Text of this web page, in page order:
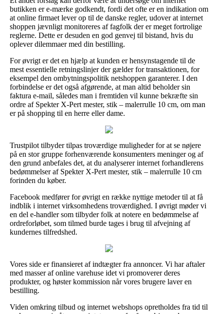
butikken er e-mærke godkendt, fordi det ofte er en indikation om
at online firmaet lever op til de danske regler, udover at internet
shoppen jævnligt monitoreres af fagfolk der er meget fortrolige
reglerne. Dette er desuden en god genvej til bistand, hvis du
oplever dilemmaer med din bestilling.
For øvrigt er det en hjælp at kunden er hensynstagende til de
mest essentielle retningslinjer der gælder for transaktionen, for
eksempel den ombytningspolitik netshoppen garanterer. I den
forbindelse er det også afgørende, at man altid beholder sin
faktura e-mail, således man i fremtiden vil kunne bekræfte sin
ordre af Spekter X-Pert mester, stik – malerrulle 10 cm, om man
er på shopping til en herre eller dame.
Trustpilot tilbyder tilpas troværdige muligheder for at se nøjere
på en stor gruppe forhenværende konsumenters meninger og af
den grund anbefales det, at du analyserer internet forhandlerens
bedømmelser af Spekter X-Pert mester, stik – malerrulle 10 cm
forinden du køber.
Facebook medfører for øvrigt en række nyttige metoder til at få
indblik i internet virksomhedens troværdighed. I øvrigt møder vi
en del e-handler som tilbyder folk at notere en bedømmelse af
ordreforløbet, som tilmed burde tages i brug til afvejning af
kundernes tilfredshed.
Vores side er finansieret af indtægter fra annoncer. Vi har aftaler
med masser af online varehuse idet vi promoverer deres
produkter, og høster kommission når vores brugere laver en
bestilling.
Viden omkring tilbud og internet webshops opretholdes fra tid til